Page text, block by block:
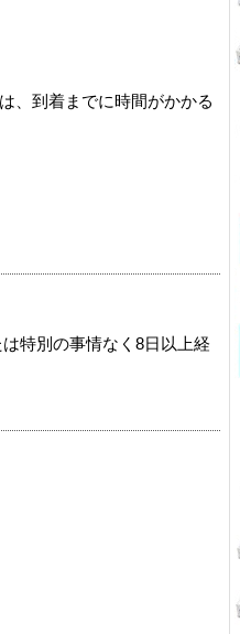
、到着までに時間がかかる
特別の事情なく8日以上経